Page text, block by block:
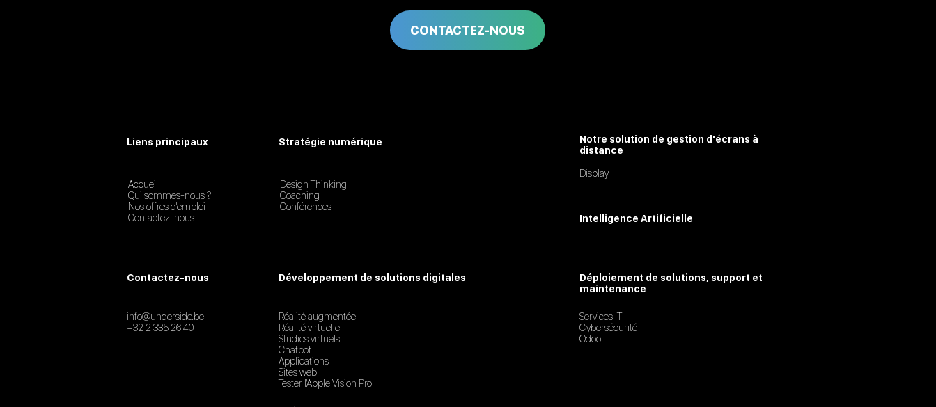
CONTACTEZ-NOUS
Liens principaux Stratégie numérique
Notre solution de gestion d'écrans à
distance
Display
Accueil
Qui sommes-nous ?
Nos offres d'emploi
Contactez-nous
Design Thinking
Coaching
Conférences
Intelligence Artificielle
Contactez-nous
info@underside.be
+32 2 335 26 40
Développement de solutions digitales
Réalité augmentée
Réalité virtuelle
Studios virtuels
Chatbot
Applications
Sites web
Tester l'Apple Vision Pro
Déploiement de solutions, support et
maintenance
Services IT
Cybersécurité
Odoo